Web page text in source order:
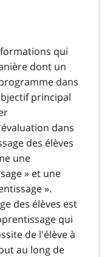
qui
dont un
dans
principal
dans
des élèves
une
» et une
».
des élèves est
qui
de l'élève à
au long de